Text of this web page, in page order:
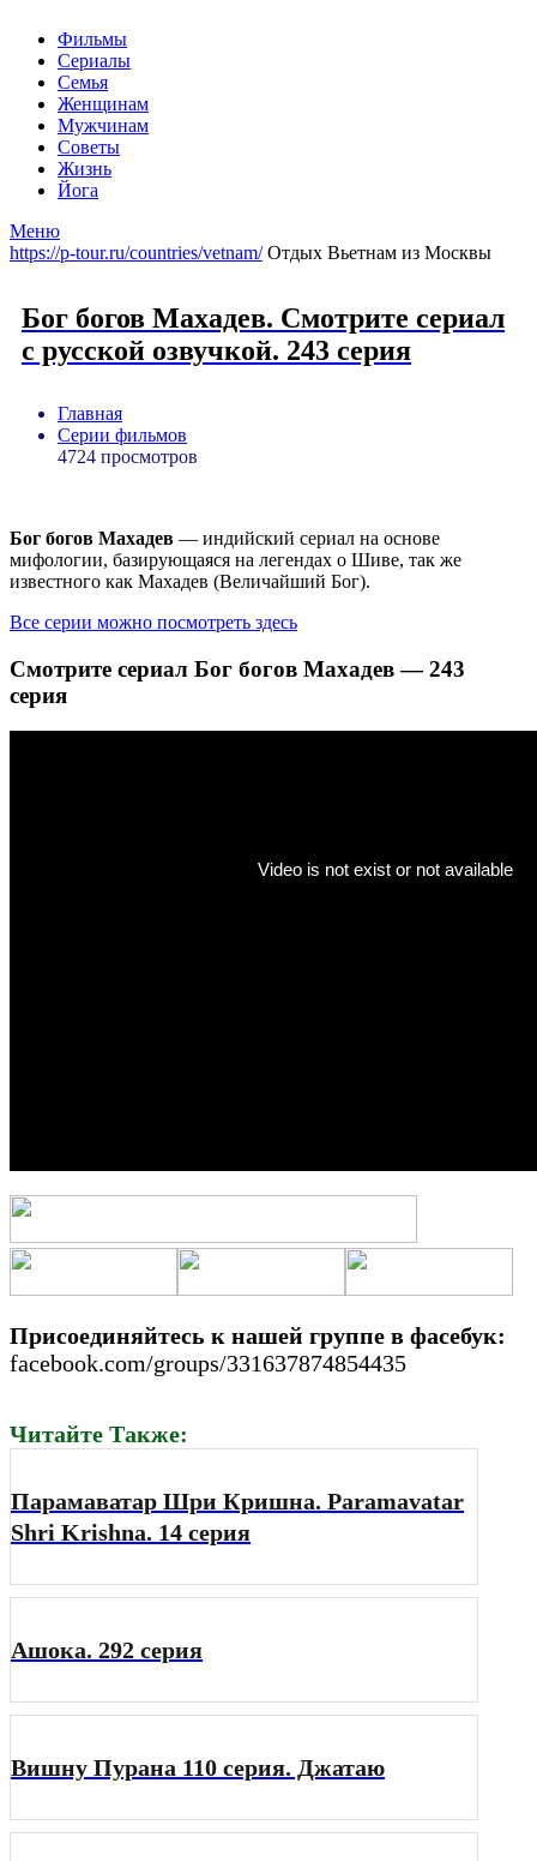
Фильмы
Сериалы
Семья
Женщинам
Мужчинам
Советы
Жизнь
Йога
Меню
https://p-tour.ru/countries/vetnam/Отдых Вьетнам из Москвы
Бог богов Махадев. Смотрите сериал
с русской озвучкой. 243 серия
Главная
Серии фильмов
4724 просмотров
Бог богов Махадев — индийский сериал на основе
мифологии, базирующаяся на легендах о Шиве, так же
известного как Махадев (Величайший Бог).
Все серии можно посмотреть здесь
Смотрите сериал Бог богов Махадев — 243
серия
Присоединяйтесь к нашей группе в фасебук:
facebook.com/groups/331637874854435
Читайте Также:
Парамаватар Шри Кришна. Paramavatar
Shri Krishna. 14 серия
Ашока. 292 серия
Вишну Пурана 110 серия. Джатаю